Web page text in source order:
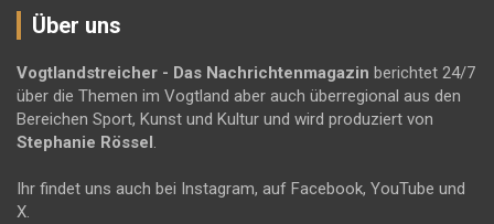
Über uns
Vogtlandstreicher - Das Nachrichtenmagazin berichtet 24/7
über die Themen im Vogtland aber auch überregional aus den
Bereichen Sport, Kunst und Kultur und wird produziert von
Stephanie Rössel .
Ihr findet uns auch bei Instagram, auf Facebook, YouTube und
X.